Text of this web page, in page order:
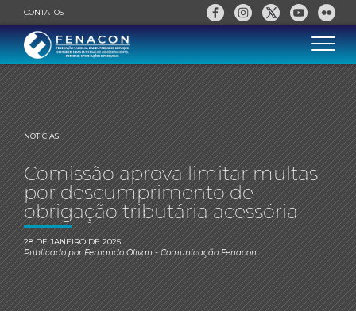
CONTATOS
NOTÍCIAS
Comissão aprova limitar multas
por descumprimento de
obrigação tributária acessória
28 DE JANEIRO DE 2025
Publicado porFernando Olivan- Comunicação Fenacon